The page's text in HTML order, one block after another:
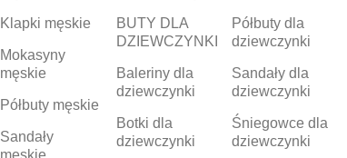
Klapki męskie
Mokasyny
męskie
Półbuty męskie
Sandały
męskie
BUTY DLA
DZIEWCZYNKI
Baleriny dla
dziewczynki
Botki dla
dziewczynki
Półbuty dla
dziewczynki
Sandały dla
dziewczynki
Śniegowce dla
dziewczynki